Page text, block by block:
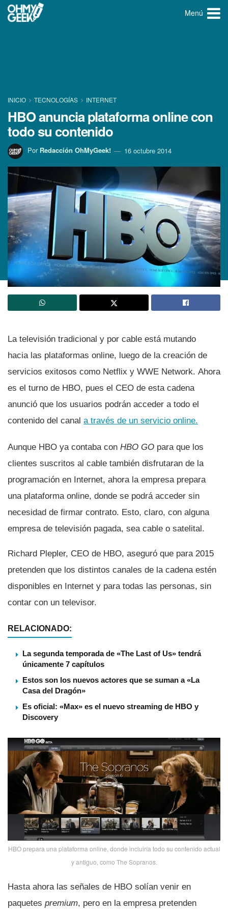
Menú
INICIO TECNOLOGÍ­AS INTERNET
HBO anuncia plataforma online con
todo su contenido
Por Redacción OhMyGeek! 16 octubre 2014
La televisión tradicional y por cable está mutando
hacia las plataformas online, luego de la creación de
servicios exitosos como Netflix y WWE Network. Ahora
es el turno de HBO, pues el CEO de esta cadena
anunció que los usuarios podrán acceder a todo el
contenido del canal a través de un servicio online.
Aunque HBO ya contaba con HBO GO para que los
clientes suscritos al cable también disfrutaran de la
programación en Internet, ahora la empresa prepara
una plataforma online, donde se podrá acceder sin
necesidad de firmar contrato. Esto, claro, con alguna
empresa de televisión pagada, sea cable o satelital.
Richard Plepler, CEO de HBO, aseguró que para 2015
pretenden que los distintos canales de la cadena estén
disponibles en Internet y para todas las personas, sin
contar con un televisor.
RELACIONADO:
La segunda temporada de «The Last of Us» tendrá
únicamente 7 capítulos
Estos son los nuevos actores que se suman a «La
Casa del Dragón»
Es oficial: «Max» es el nuevo streaming de HBO y
Discovery
HBO prepara una plataforma online, donde incluirí­a todo su contenido actual
y antiguo, como The Sopranos.
Hasta ahora las señales de HBO solí­an venir en
paquetes premium, pero en la empresa pretenden